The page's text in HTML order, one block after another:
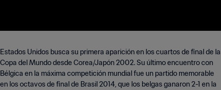
Estados Unidos busca su primera aparición en los cuartos de final de la
Copa del Mundo desde Corea/Japón 2002. Su último encuentro con
Bélgica en la máxima competición mundial fue un partido memorable
en los octavos de final de Brasil 2014, que los belgas ganaron 2-1 en la